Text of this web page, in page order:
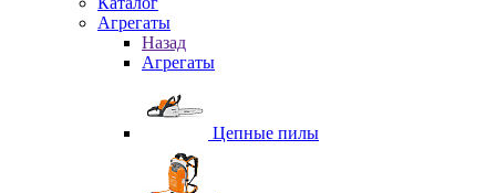
Агрегаты
Назад
Агрегаты
Цепные пилы